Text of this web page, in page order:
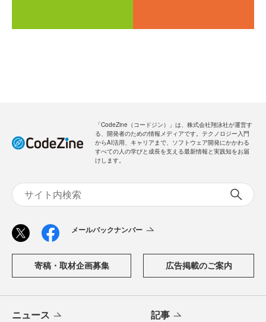
「CodeZine（コードジン）」は、株式会社翔泳社が運営す
る、開発者のための情報メディアです。テクノロジー入門
からAI活用、キャリアまで、ソフトウェア開発にかかわる
すべての人の学びと成長を支える最新情報と実践知をお届
けします。
メールバックナンバー
寄稿・取材企画募集 広告掲載のご案内
ニュース 記事